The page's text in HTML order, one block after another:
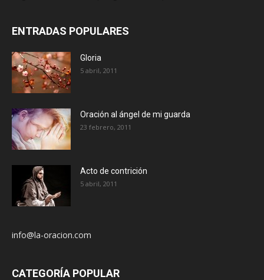
ENTRADAS POPULARES
Gloria
5 abril, 2011
Oración al ángel de mi guarda
23 febrero, 2011
Acto de contrición
5 abril, 2011
info@la-oracion.com
CATEGORÍA POPULAR